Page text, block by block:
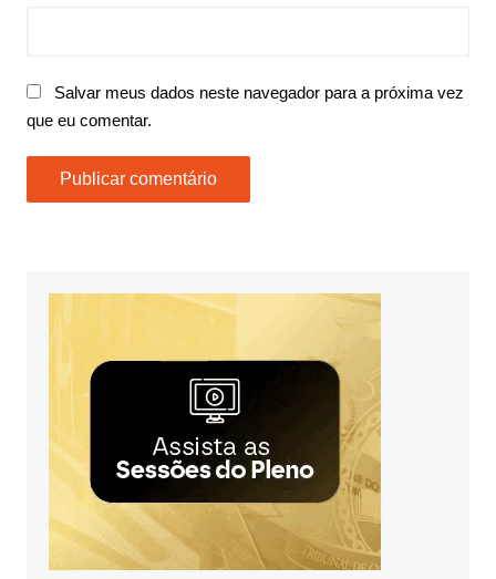
Salvar meus dados neste navegador para a próxima vez
que eu comentar.